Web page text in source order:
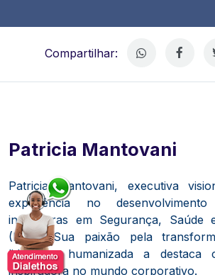
Compartilhar:
Patricia Mantovani
Patricia Mantovani, executiva
experiência no
inovadoras em Segurança, Saúde
(ESG).
Sua paixão pela
liderança humanizada a destaca
inspiradora no mundo corporativo.